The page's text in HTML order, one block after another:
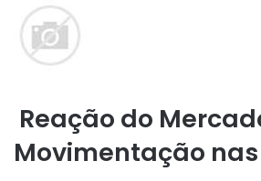
Reação do
Movimentação nas